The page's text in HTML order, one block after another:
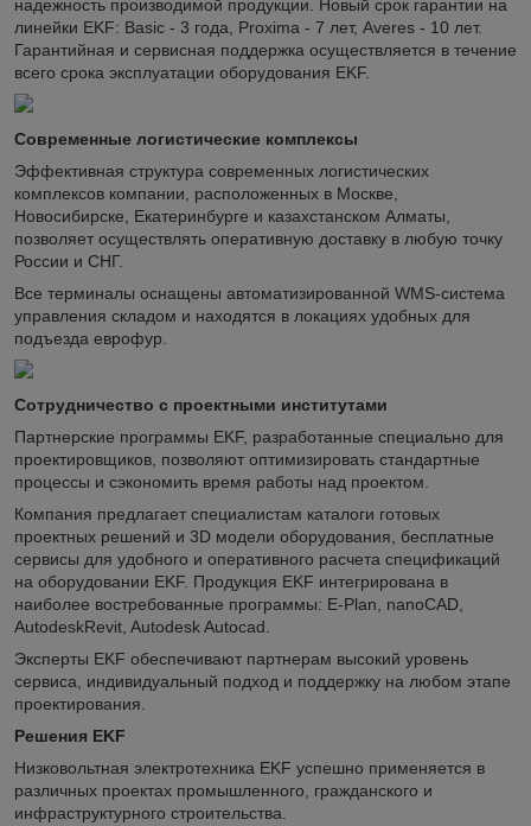
надежность производимой продукции. Новый срок гарантии на
линейки EKF: Basic - 3 года, Proxima - 7 лет, Averes - 10 лет.
Гарантийная и сервисная поддержка осуществляется в течение
всего срока эксплуатации оборудования EKF.
Современные логистические комплексы
Эффективная структура современных логистических
комплексов компании, расположенных в Москве,
Новосибирске, Екатеринбурге и казахстанском Алматы,
позволяет осуществлять оперативную доставку в любую точку
России и СНГ.
Все терминалы оснащены автоматизированной WMS-система
управления складом и находятся в локациях удобных для
подъезда еврофур.
Сотрудничество с проектными институтами
Партнерские программы EKF, разработанные специально для
проектировщиков, позволяют оптимизировать стандартные
процессы и сэкономить время работы над проектом.
Компания предлагает специалистам каталоги готовых
проектных решений и 3D модели оборудования, бесплатные
сервисы для удобного и оперативного расчета спецификаций
на оборудовании EKF. Продукция EKF интегрирована в
наиболее востребованные программы: E-Plan, nanoCAD,
AutodeskRevit, Autodesk Autocad.
Эксперты EKF обеспечивают партнерам высокий уровень
сервиса, индивидуальный подход и поддержку на любом этапе
проектирования.
Решения EKF
Низковольтная электротехника EKF успешно применяется в
различных проектах промышленного, гражданского и
инфраструктурного строительства.